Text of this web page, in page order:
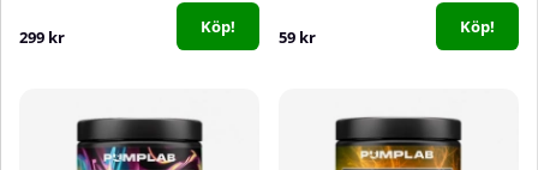
299 kr Köp! 59 kr Köp!